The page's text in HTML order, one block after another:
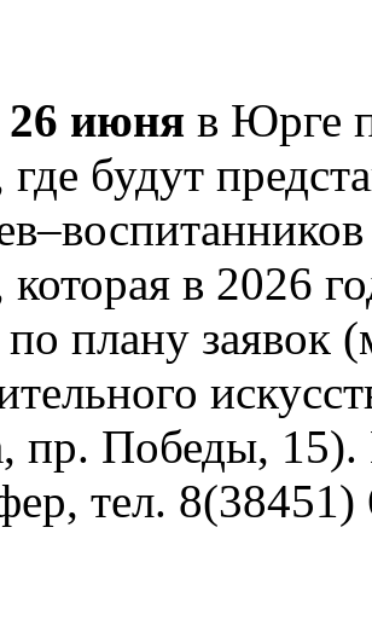
июня в Юрге
где будут
которая в 2026
плану заявок
пр. Победы,
тел.